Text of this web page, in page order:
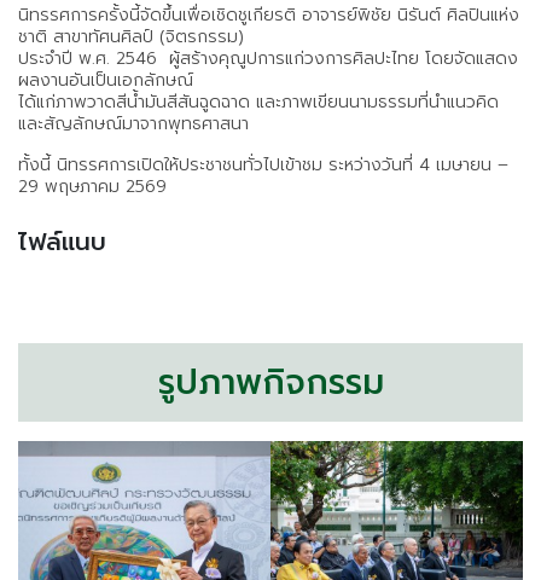
นิทรรศการครั้งนี้จัดขึ้นเพื่อเชิดชูเกียรติ อาจารย์พิชัย นิรันต์ ศิลปินแห่ง
ชาติ สาขาทัศนศิลป์ (จิตรกรรม)
ประจำปี พ.ศ. 2546 ผู้สร้างคุณูปการแก่วงการศิลปะไทย โดยจัดแสดง
ผลงานอันเป็นเอกลักษณ์
ได้แก่ภาพวาดสีน้ำมันสีสันฉูดฉาด และภาพเขียนนามธรรมที่นำแนวคิด
และสัญลักษณ์มาจากพุทธศาสนา
ทั้งนี้ นิทรรศการเปิดให้ประชาชนทั่วไปเข้าชม ระหว่างวันที่ 4 เมษายน –
29 พฤษภาคม 2569
ไฟล์แนบ
รูปภาพกิจกรรม